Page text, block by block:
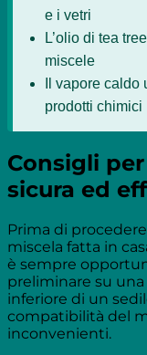
e i vetri
L’olio di tea
miscele
Il vapore
prodotti chimici
Consigli
sicura ed
Prima di
miscela fatta in
è sempre
preliminare su una
inferiore di un
compatibilità del
inconvenienti.